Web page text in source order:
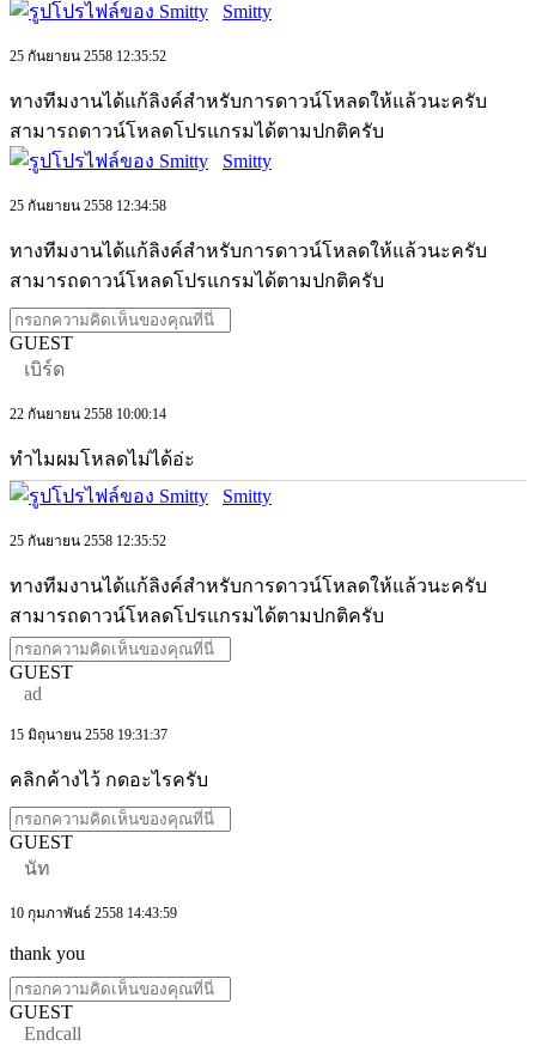
Smitty
25 กันยายน 2558 12:35:52
ทางทีมงานได้แก้ลิงค์สำหรับการดาวน์โหลดให้แล้วนะครับ
สามารถดาวน์โหลดโปรแกรมได้ตามปกติครับ
Smitty
25 กันยายน 2558 12:34:58
ทางทีมงานได้แก้ลิงค์สำหรับการดาวน์โหลดให้แล้วนะครับ
สามารถดาวน์โหลดโปรแกรมได้ตามปกติครับ
GUEST
เบิร์ด
22 กันยายน 2558 10:00:14
ทำไมผมโหลดไม่ได้อ่ะ
Smitty
25 กันยายน 2558 12:35:52
ทางทีมงานได้แก้ลิงค์สำหรับการดาวน์โหลดให้แล้วนะครับ
สามารถดาวน์โหลดโปรแกรมได้ตามปกติครับ
GUEST
ad
15 มิถุนายน 2558 19:31:37
คลิกค้างไว้ กดอะไรครับ
GUEST
นัท
10 กุมภาพันธ์ 2558 14:43:59
thank you
GUEST
Endcall